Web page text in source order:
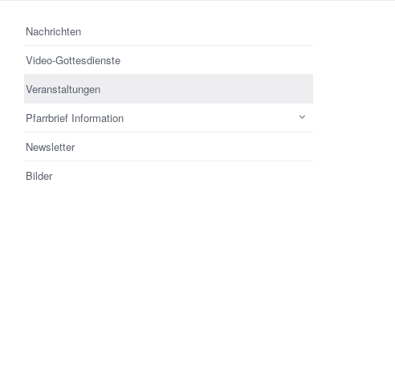
Nachrichten
Video-Gottesdienste
Veranstaltungen
Pfarrbrief Information
Newsletter
Bilder